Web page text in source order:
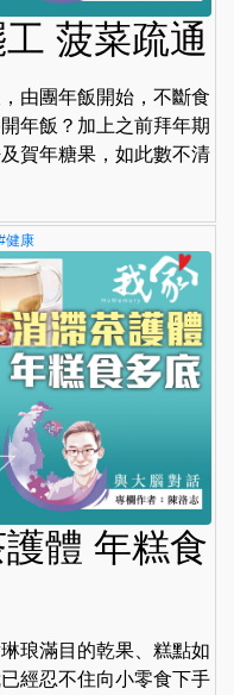
菠菜疏通
由團年飯開始，不斷食
年飯？加上之前拜年期
賀年糖果，如此數不清
健康
體 年糕食
琅滿目的乾果、糕點如
經忍不住向小零食下手